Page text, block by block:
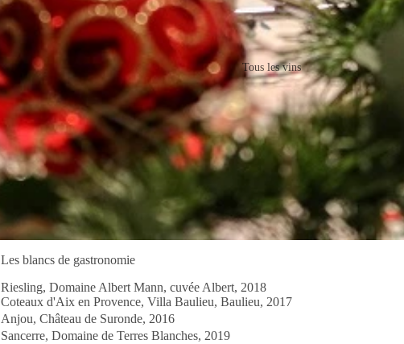
Tous les vins
Les blancs de gastronomie
Riesling, Domaine Albert Mann, cuvée Albert, 2018
Coteaux d'Aix en Provence, Villa Baulieu, Baulieu, 2017
Anjou, Château de Suronde, 2016
Sancerre, Domaine de Terres Blanches, 2019